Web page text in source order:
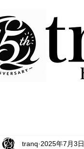
tranq 2025年7月3日